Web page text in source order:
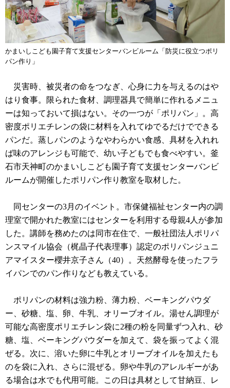
かまいしこども園子育て支援センターバンビルーム「防災に役立つポリ
パン作り」
災害時、被災者の命をつなぎ、心身に力を与えるのはや
はり食事。限られた食材、調理器具で簡単に作れるメニュ
ーは知っておいて損はない。その一つが「ポリパン」。高
密度ポリエチレンの袋に材料を入れてゆでるだけでできる
パンだ。蒸しパンのようなやわらかい食感、具材を入れれ
ば味のアレンジも可能で、幼い子どもでも食べやすい。釜
石市天神町のかまいしこども園子育て支援センターバンビ
ルームが開催したポリパン作り教室を取材した。
同センターの3月のイベント。市保健福祉センター内の調
理室で開かれた教室にはセンターを利用する母親4人が参加
した。講師を務めたのは同市在住で、一般社団法人ポリパ
ンスマイル協会（梶晶子代表理事）認定のポリパンジュニ
アマイスター櫻井京子さん（40）。天然酵母を使ったフラ
イパンでのパン作りなども教えている。
ポリパンの材料は強力粉、薄力粉、ベーキングパウダ
ー、砂糖、塩、卵、牛乳、オリーブオイル。湯せん調理が
可能な高密度ポリエチレン袋に2種の粉を同量ずつ入れ、砂
糖、塩、ベーキングパウダーを加えて、袋を振ってよく混
ぜる。次に、溶いた卵に牛乳とオリーブオイルを加えたも
のを袋に入れ、さらに混ぜる。卵や牛乳のアレルギーがあ
る場合は水でも代用可能。この日は具材として甘納豆、レ